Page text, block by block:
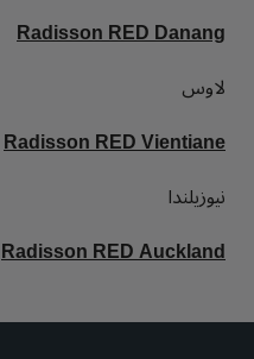
Radisson RED Danang
لاوس
Radisson RED Vientiane
نيوزيلندا
Radisson RED Auckland